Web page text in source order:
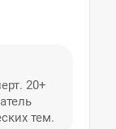
20+
тем.